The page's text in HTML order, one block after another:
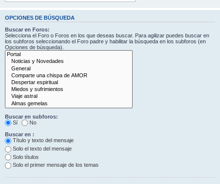
OPCIONES DE BÚSQUEDA
Buscar en Foros:
Selecciona el Foro o Foros en los que deseas buscar. Para agilizar puedes buscar en
los subforos seleccionando el Foro padre y habilitar la búsqueda en los subforos (en
Opciones de búsqueda).
Buscar en subforos:
Sí
No
Buscar en :
Título y texto del mensaje
Solo el texto del mensaje
Solo títulos
Solo el primer mensaje de los temas